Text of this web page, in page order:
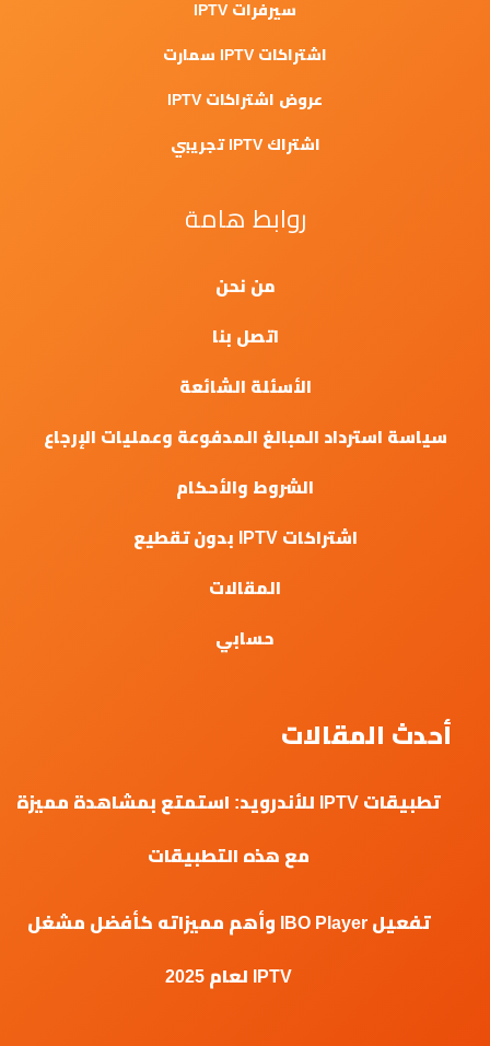
سيرفرات IPTV
اشتراكات IPTV سمارت
عروض اشتراكات IPTV
اشتراك IPTV تجريبي
روابط هامة
من نحن
اتصل بنا
الأسئلة الشائعة
سياسة استرداد المبالغ المدفوعة وعمليات الإرجاع
الشروط والأحكام
اشتراكات IPTV بدون تقطيع
المقالات
حسابي
أحدث المقالات
تطبيقات IPTV للأندرويد: استمتع بمشاهدة مميزة
مع هذه التطبيقات
تفعيل IBO Player وأهم مميزاته كأفضل مشغل
IPTV لعام 2025